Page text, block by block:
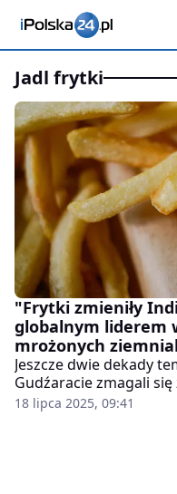
jadl frytki
"Frytki zmieniły
globalnym liderem
mrożonych
Jeszcze dwie dekady
Gudźaracie zmagali
dotkliwymi suszami.
18 lipca 2025, 09:41